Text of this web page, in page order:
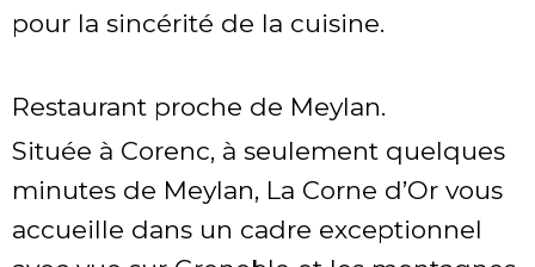
pour la sincérité de la cuisine.
Restaurant proche de Meylan.
Située à Corenc, à seulement quelques
minutes de Meylan, La Corne d’Or vous
accueille dans un cadre exceptionnel